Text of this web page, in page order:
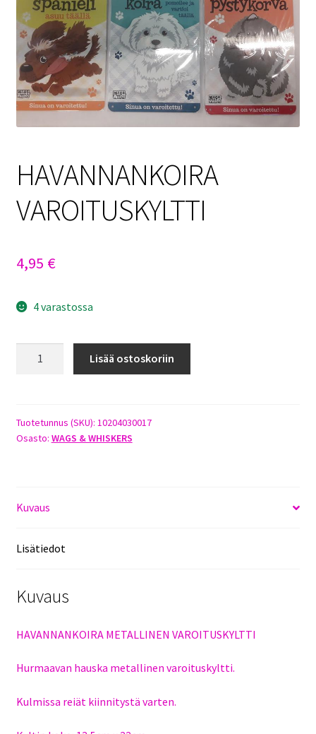
Sulo
Tietosuojaseloste
Toimitusehdot
Uutisia
HAVANNANKOIRA
VAROITUSKYLTTI
4,95 €
4 varastossa
Lisää ostoskoriin
Tuotetunnus (SKU): 10204030017
Osasto: WAGS & WHISKERS
Kuvaus
Lisätiedot
Kuvaus
HAVANNANKOIRA METALLINEN VAROITUSKYLTTI
Hurmaavan hauska metallinen varoituskyltti.
Kulmissa reiät kiinnitystä varten.